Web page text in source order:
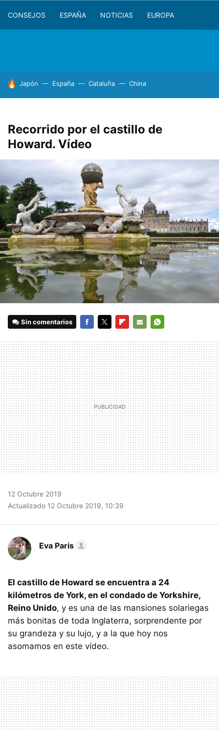
CONSEJOS ESPAÑA NOTICIAS EUROPA
HOY SE HABLA DE
Japón España Cataluña China
Recorrido por el castillo de
Howard. Vídeo
Sin comentarios
MAIL
12 Octubre 2019
Actualizado 12 Octubre 2019, 10:39
Eva Paris
El castillo de Howard se encuentra a 24
kilómetros de York, en el condado de Yorkshire,
Reino Unido, y es una de las mansiones solariegas
más bonitas de toda Inglaterra, sorprendente por
su grandeza y su lujo, y a la que hoy nos
asomamos en este vídeo.